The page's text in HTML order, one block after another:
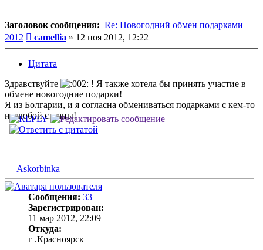
Заголовок сообщения: Re: Новогодний обмен подарками
2012
Сообщение
camellia » 12 ноя 2012, 12:22
Цитата
Здравствуйте
! Я также хотела бы принять участие в
обмене новогодние подарки!
Я из Болгарии, и я согласна обмениваться подарками с кем-то
из любой страны!
Askorbinka
Сообщения: 33
Зарегистрирован:
11 мар 2012, 22:09
Откуда:
г .Красноярск